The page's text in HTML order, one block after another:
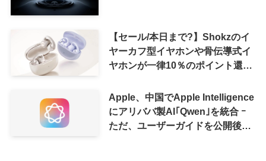
【セール/本日まで?】Shokzのイ
ヤーカフ型イヤホンや骨伝導式イ
ヤホンが一律10％のポイント還元
Apple、中国でApple Intelligence
にアリババ製AI｢Qwen｣を統合 ｰ
ただ、ユーザーガイドを公開後に